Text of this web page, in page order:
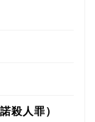
殺人罪）